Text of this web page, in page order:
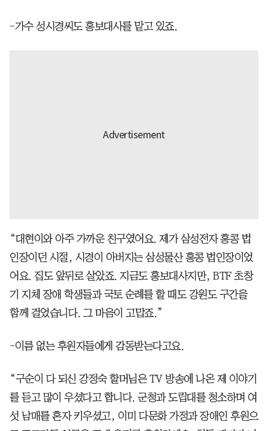
-가수 성시경씨도 홍보대사를 맡고 있죠.
“대현이와 아주 가까운 친구였어요. 제가 삼성전자 홍콩 법
인장이던 시절, 시경이 아버지는 삼성물산 홍콩 법인장이었
어요. 집도 앞뒤로 살았죠. 지금도 홍보대사지만, BTF 초창
기 지체 장애 학생들과 국토 순례를 할 때도 강원도 구간을
함께 걸었습니다. 그 마음이 고맙죠.”
-이름 없는 후원자들에게 감동받는다고요.
“구순이 다 되신 강정숙 할머님은 TV 방송에 나온 제 이야기
를 듣고 많이 우셨다고 합니다. 군청과 도립대를 청소하며 여
섯 남매를 혼자 키우셨고, 이미 다문화 가정과 장애인 후원으